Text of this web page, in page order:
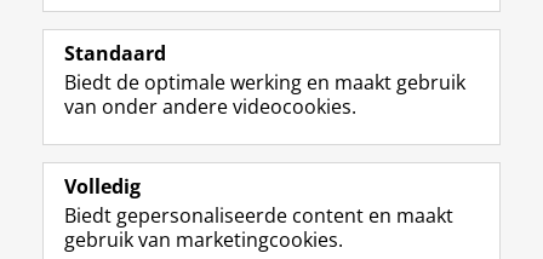
Volg de RUG
F
a
e
b
o
p
a
L
i
k
e
I
-
p
R
S
-
f
e
R
I
n
t
r
m
Y
o
T
e
k
Studiekiezers
Alumni
Over ons
Standaard
Biedt de optimale werking en maakt gebruik
van onder andere videocookies.
Volledig
Biedt gepersonaliseerde content en maakt
gebruik van marketingcookies.